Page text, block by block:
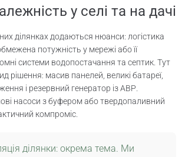
у селі та на дачі
ділянках додаються нюанси: логістика
потужність у мережі або її
системи водопостачання та септик. Тут
рішення: масив панелей, великі батареї,
і резервний генератор із АВР.
насоси з буфером або твердопаливний
компроміс.
ділянки: окрема тема. Ми